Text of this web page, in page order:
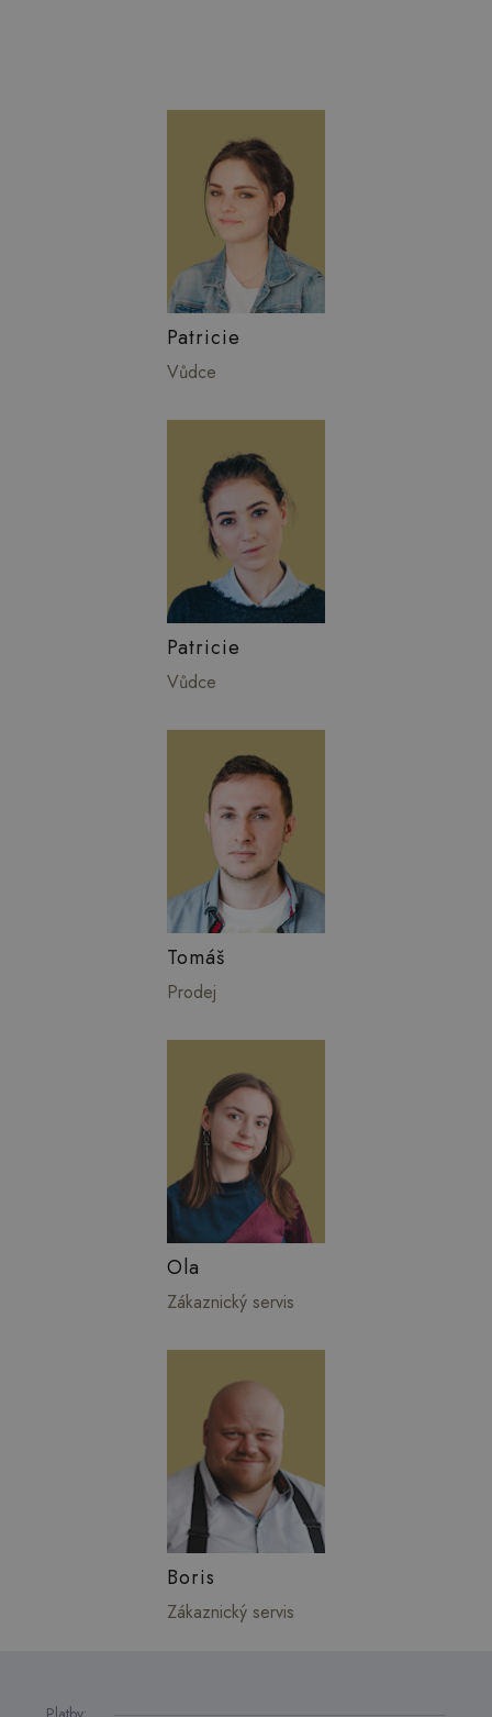
Patricie
Vůdce
Patricie
Vůdce
Tomáš
Prodej
Ola
Zákaznický servis
Boris
Zákaznický servis